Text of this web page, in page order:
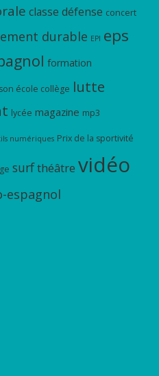
classe défense concert
durable EPI eps
formation
école collège lutte
lycée magazine mp3
numériques Prix de la sportivité
surfthéâtre vidéo
espagnol